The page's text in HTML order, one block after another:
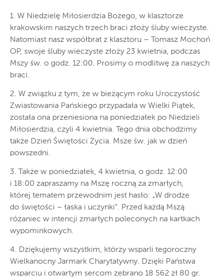
1. W Niedzielę Miłosierdzia Bożego, w klasztorze
krakowskim naszych trzech braci złoży śluby wieczyste.
Natomiast nasz współbrat z klasztoru – Tomasz Mochoń
OP, swoje śluby wieczyste złoży 23 kwietnia, podczas
Mszy św. o godz. 12:00. Prosimy o modlitwę za naszych
braci.
2. W związku z tym, że w bieżącym roku Uroczystość
Zwiastowania Pańskiego przypadała w Wielki Piątek,
została ona przeniesiona na poniedziałek po Niedzieli
Miłosierdzia, czyli 4 kwietnia. Tego dnia obchodzimy
także Dzień Świętości Życia. Msze św. jak w dzień
powszedni.
3. Także w poniedziałek, 4 kwietnia, o godz. 12:00
i 18:00 zapraszamy na Mszę roczną za zmarłych,
której tematem przewodnim jest hasło: „W drodze
do świętości – łaska i uczynki”. Przed każdą Mszą
różaniec w intencji zmarłych poleconych na kartkach
wypominkowych.
4. Dziękujemy wszystkim, którzy wsparli tegoroczny
Wielkanocny Jarmark Charytatywny. Dzięki Państwa
wsparciu i otwartym sercom zebrano 18 562 zł 80 gr.